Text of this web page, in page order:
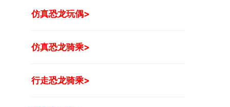
仿真恐龙玩偶>
仿真恐龙骑乘>
行走恐龙骑乘>